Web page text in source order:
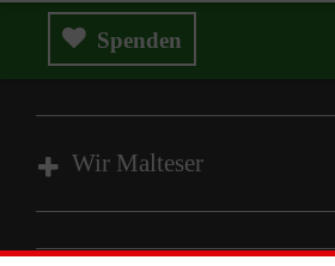
Spenden
Wir Malteser
Spenden und Helfen